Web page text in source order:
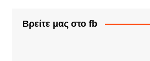
Βρείτε μας στο fb